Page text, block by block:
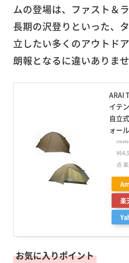
ムの登場は、ファスト＆
長期の沢登りといった、
立したい多くのアウトド
朗報となるに違いありませ
ARAI
イテ
自立
ォー
点
楽
お気に入りポイント